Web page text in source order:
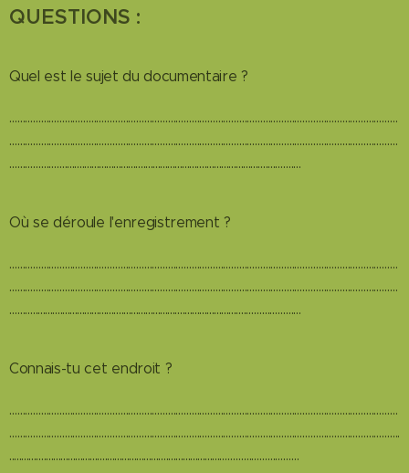
QUESTIONS :
Quel est le sujet du documentaire ?
…………………………………………………………………………………………………………………………………
…………………………………………………………………………………………………………………………………
………………….......................................................................................………
Où se déroule l'enregistrement ?
…………………………………………………………………………………………………………………………………
…………………………………………………………………………………………………………………………………
……….......................................................................................…………………
Connais-tu cet endroit ?
…………………………………………………………………………………………………………………………………
………………………………………………………………………………………………………………………………….
......................................................................................…………………………